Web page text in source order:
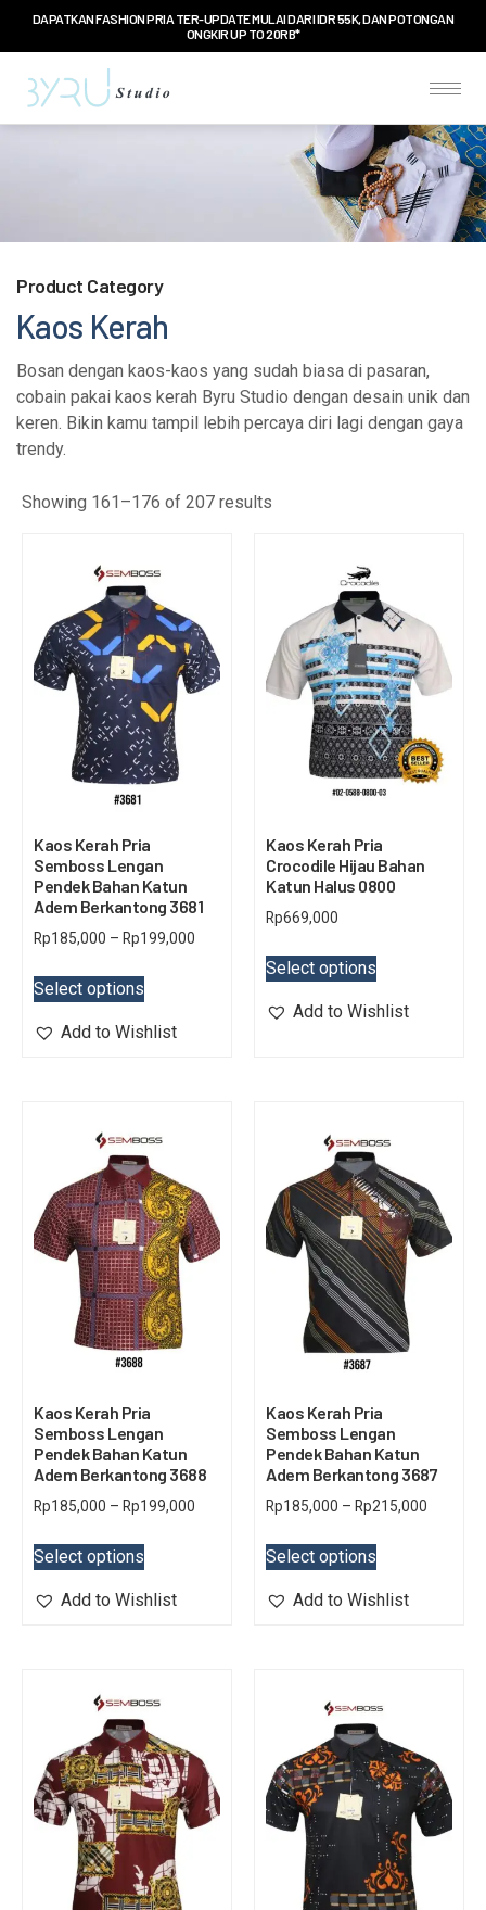
DAPATKAN FASHION PRIA TER-UPDATE MULAI DARI IDR 55K, DAN POTONGAN
ONGKIR UP TO 20RB*
Product Category
Kaos Kerah
Bosan dengan kaos-kaos yang sudah biasa di pasaran,
cobain pakai kaos kerah Byru Studio dengan desain unik dan
keren. Bikin kamu tampil lebih percaya diri lagi dengan gaya
trendy.
Showing 161–176 of 207 results
Kaos Kerah Pria
Semboss Lengan
Pendek Bahan Katun
Adem Berkantong 3681
Rp185,000 – Rp199,000
Select options
Add to Wishlist
Kaos Kerah Pria
Crocodile Hijau Bahan
Katun Halus 0800
Rp669,000
Select options
Add to Wishlist
Kaos Kerah Pria
Semboss Lengan
Pendek Bahan Katun
Adem Berkantong 3688
Rp185,000 – Rp199,000
Select options
Add to Wishlist
Kaos Kerah Pria
Semboss Lengan
Pendek Bahan Katun
Adem Berkantong 3687
Rp185,000 – Rp215,000
Select options
Add to Wishlist